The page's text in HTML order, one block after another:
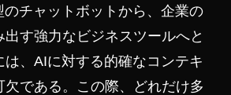
チャットボットから、企業の
す強力なビジネスツールへと
、AIに対する的確なコンテキ
欠である。この際、どれだけ多